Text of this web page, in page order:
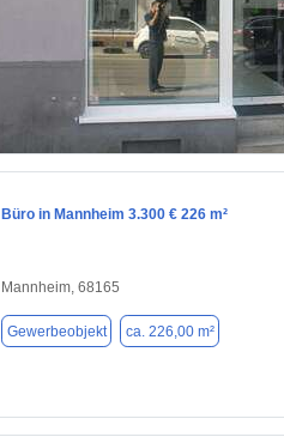
Büro in Mannheim 3.300 € 226 m²
Mannheim, 68165
Gewerbeobjekt ca. 226,00 m²